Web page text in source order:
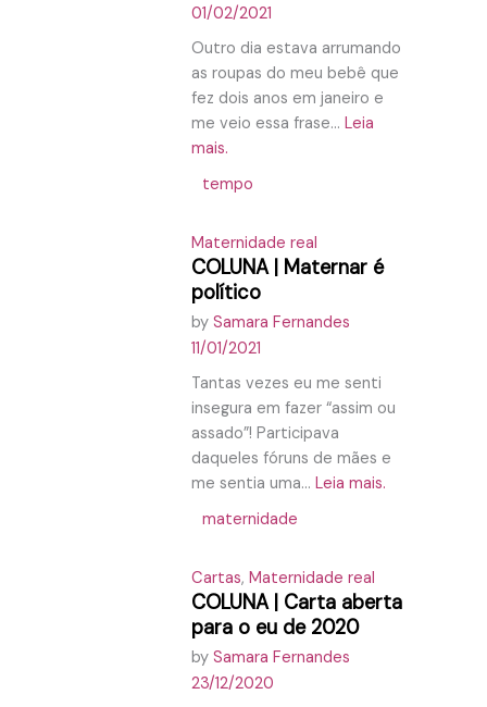
01/02/2021
Outro dia estava arrumando
as roupas do meu bebê que
fez dois anos em janeiro e
me veio essa frase... Leia
mais.
tempo
Maternidade real
COLUNA | Maternar é
político
by Samara Fernandes
11/01/2021
Tantas vezes eu me senti
insegura em fazer “assim ou
assado”! Participava
daqueles fóruns de mães e
me sentia uma... Leia mais.
maternidade
Cartas, Maternidade real
COLUNA | Carta aberta
para o eu de 2020
by Samara Fernandes
23/12/2020